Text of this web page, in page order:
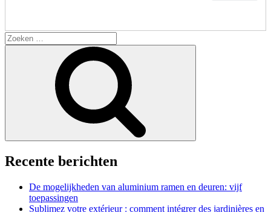
Search
for:
Recente berichten
De mogelijkheden van aluminium ramen en deuren: vijf
toepassingen
Sublimez votre extérieur : comment intégrer des jardinières en